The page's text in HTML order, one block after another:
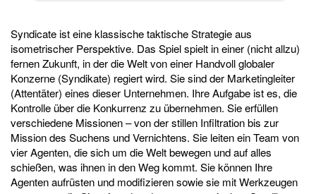
Syndicate ist eine klassische taktische Strategie aus
isometrischer Perspektive. Das Spiel spielt in einer (nicht allzu)
fernen Zukunft, in der die Welt von einer Handvoll globaler
Konzerne (Syndikate) regiert wird. Sie sind der Marketingleiter
(Attentäter) eines dieser Unternehmen. Ihre Aufgabe ist es, die
Kontrolle über die Konkurrenz zu übernehmen. Sie erfüllen
verschiedene Missionen – von der stillen Infiltration bis zur
Mission des Suchens und Vernichtens. Sie leiten ein Team von
vier Agenten, die sich um die Welt bewegen und auf alles
schießen, was ihnen in den Weg kommt. Sie können Ihre
Agenten aufrüsten und modifizieren sowie sie mit Werkzeugen